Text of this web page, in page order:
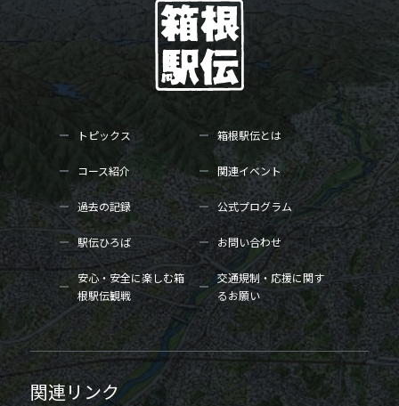
トピックス 箱根駅伝とは
コース紹介 関連イベント
過去の記録 公式プログラム
駅伝ひろば お問い合わせ
安心・安全に楽しむ箱
根駅伝観戦
交通規制・応援に関す
るお願い
関連リンク